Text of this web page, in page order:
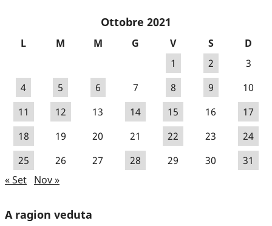
Ottobre 2021
L M M G V S
D
1
2
3
4
5 6 7 8 9
10
11
12 13 14 15 16
17
18
19 20 21 22 23
24
25
26 27 28 29 30
31
« Set Nov »
A ragion veduta